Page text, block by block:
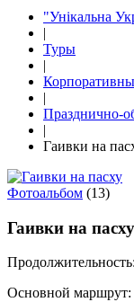
"Унікальна
|
Туры
|
|
Празднично-
|
Гаивки на
Фотоальбом (13)
Гаивки на пасху
Продолжительность:
Основной маршрут: